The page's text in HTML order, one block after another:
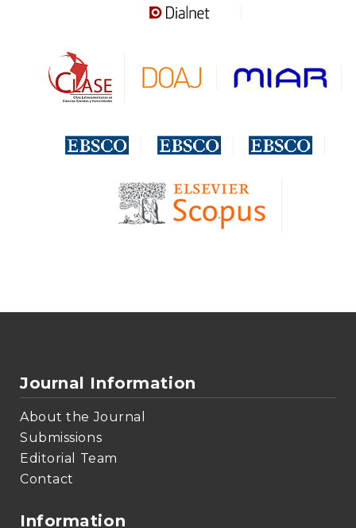
Journal Information
About the Journal
Submissions
Editorial Team
Contact
Information